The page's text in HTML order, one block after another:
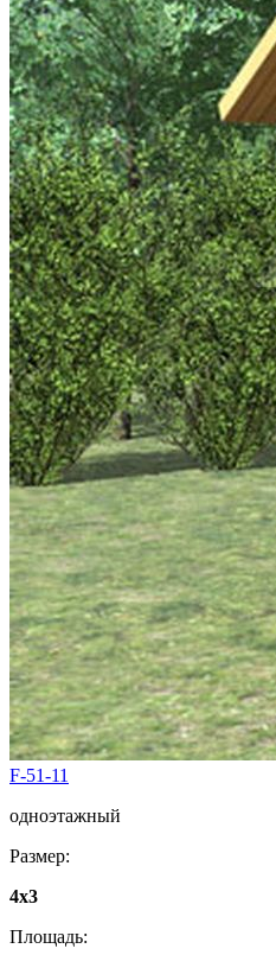
F-51-11
одноэтажный
Размер:
4x3
Площадь: